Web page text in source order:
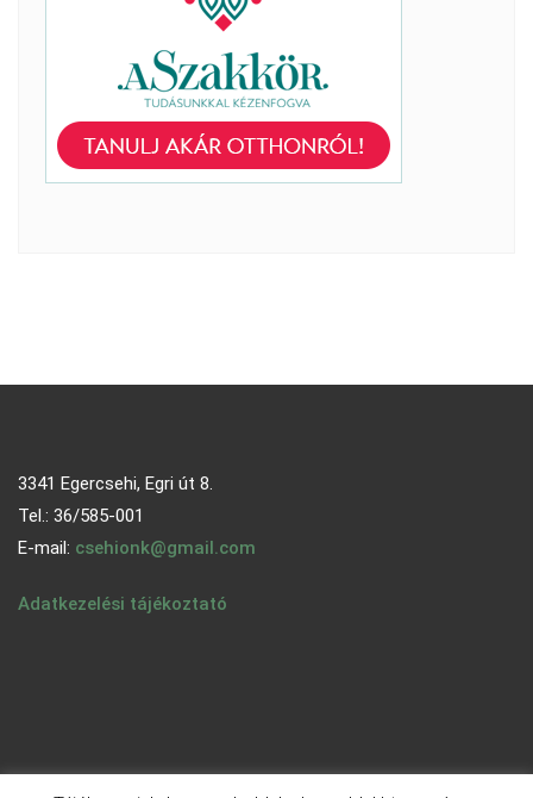
3341 Egercsehi, Egri út 8.
Tel.: 36/585-001
E-mail: csehionk@gmail.com
Adatkezelési tájékoztató